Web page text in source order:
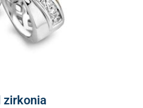
zirkonia